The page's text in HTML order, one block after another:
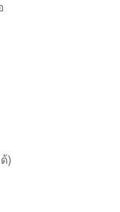
)